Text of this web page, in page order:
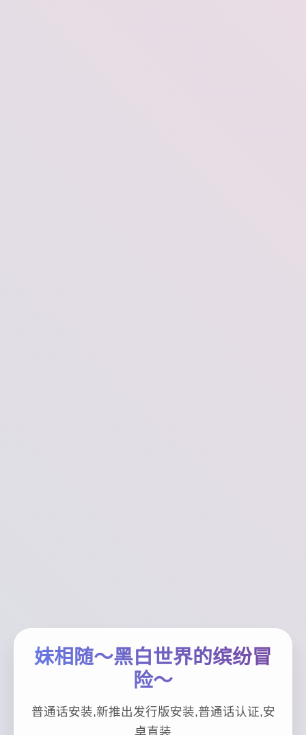
妹相随～黑白世界的缤纷冒
险～
普通话安装,新推出发行版安装,普通话认证,安
卓直装